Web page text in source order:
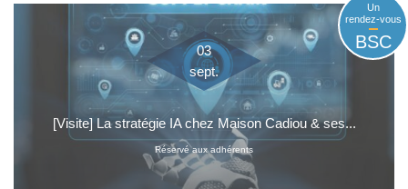
03
sept.
Un
rendez-vous
BSC
[Visite] La stratégie IA chez Maison Cadiou & ses...
Réservé aux adhérents